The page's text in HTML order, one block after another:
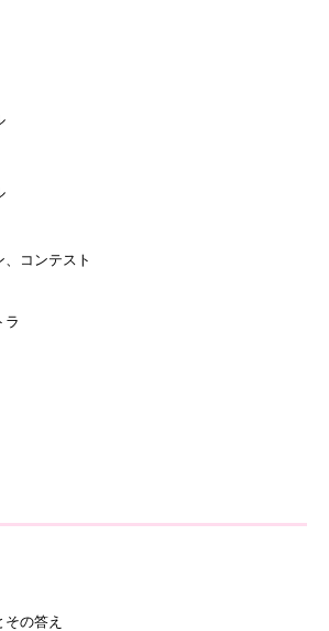
コンテスト
の答え